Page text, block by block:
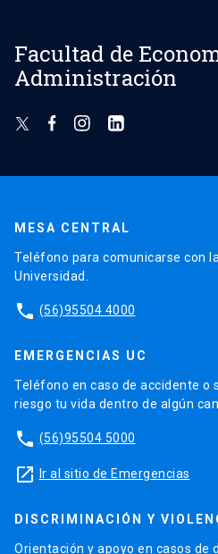
Facultad de
Administración
MESA CENTRAL
Teléfono para comunicarse con
Universidad.
phone (56)95504 4000
EMERGENCIAS UC
Teléfono en caso de accidente o
riesgo tu vida dentro de algún
phone (56)95504 5000
launch Ir al sitio de Emergencias
DISCRIMINACIÓN Y
Orientación y apoyo en casos de